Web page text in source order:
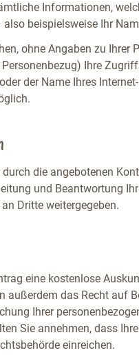
Informationen,
beispielsweise Ihr
ohne Angaben zu Ihrer
Ihre
der Name Ihres
die angebotenen
und Beantwortung
Dritte weitergegeben.
eine kostenlose
außerdem das Recht auf
Ihrer
Sie annehmen, dass
einreichen.